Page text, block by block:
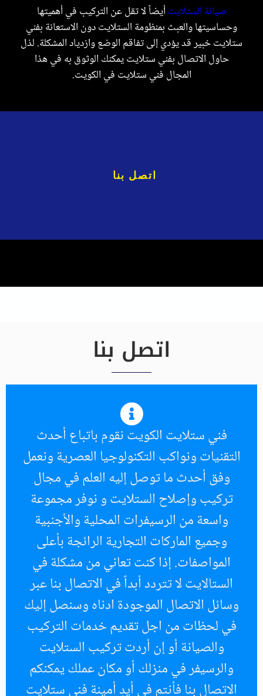
صيانة الستلايتأيضاً لا تقل عن التركيب في أهميتها
وحساسيتها والعبث بمنظومة الستلايت دون الاستعانة بفني
ستلايت خبير قد يؤدي إلى تفاقم الوضع وازدياد المشكلة. لذل
حاول الاتصال بفني ستلايت يمكنك الوثوق به في هذا
المجال فني ستلايت في الكويت.
اتصل بنا
اتصل بنا
فني ستلايت الكويت نقوم باتباع أحدث
التقنيات ونواكب التكنولوجيا العصرية ونعمل
وفق أحدث ما توصل إليه العلم في مجال
تركيب وإصلاح الستلايت و نوفر مجموعة
واسعة من الرسيفرات المحلية والأجنبية
وجميع الماركات التجارية الرائجة بأعلى
المواصفات. إذا كنت تعاني من مشكلة في
الستالايت لا تتردد أبداً في الاتصال بنا عبر
وسائل الاتصال الموجودة ادناه وسنصل إليك
في لحظات من اجل تقديم خدمات التركيب
والصيانة أو إن أردت تركيب الستلايت
والرسيفر في منزلك أو مكان عملك يمكنكم
الاتصال بنا فأنتم في أيدٍ أمينة فني ستلايت